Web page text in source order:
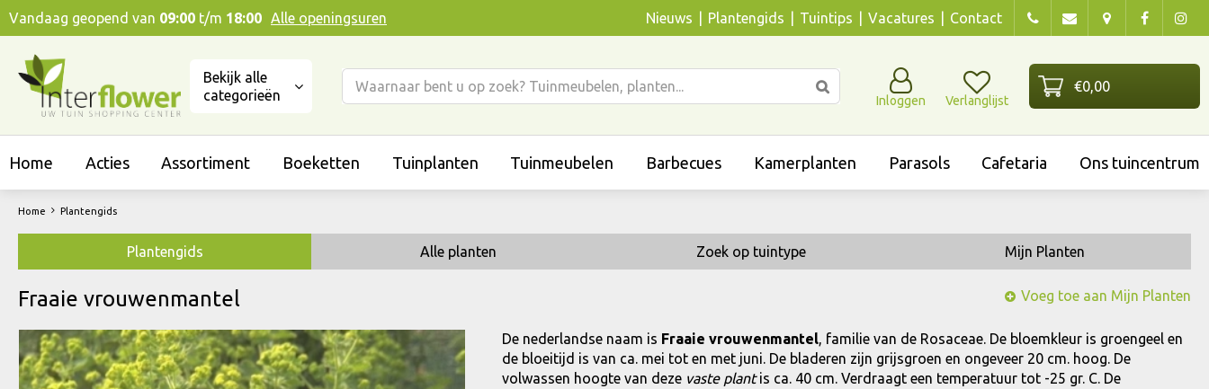
Ga
naar
Home Plantengids
Vandaag geopend van 09:00 t/m 18:00 Alle openingsuren Nieuws Plantengids Tuintips Vacatures Contact
Bekijk alle
categorieën
Inloggen Verlanglijst
Home Acties Assortiment Boeketten Tuinplanten Tuinmeubelen Barbecues Kamerplanten Parasols Cafetaria Ons tuincentrum
Plantengids Alle planten Zoek op tuintype Mijn Planten
Fraaie vrouwenmantel Voeg toe aan Mijn Planten
De nederlandse naam is Fraaie vrouwenmantel, familie van de Rosaceae. De bloemkleur is groengeel en
de bloeitijd is van ca. mei tot en met juni. De bladeren zijn grijsgroen en ongeveer 20 cm. hoog. De
volwassen hoogte van deze vaste plantis ca. 40 cm. Verdraagt een temperatuur tot -25 gr. C. De